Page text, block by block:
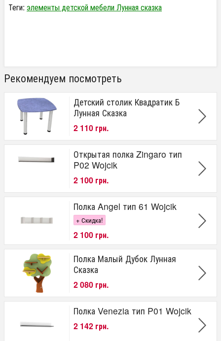
Теги: элементы детской мебели Лунная сказка
Рекомендуем посмотреть
Детский столик Квадратик Б
Лунная Сказка
2 110 грн.
Открытая полка Zingaro тип
P02 Wojcik
2 100 грн.
Полка Angel тип 61 Wojcik
+ Скидка!
2 100 грн.
Полка Малый Дубок Лунная
Сказка
2 080 грн.
Полка Venezia тип P01 Wojcik
2 142 грн.